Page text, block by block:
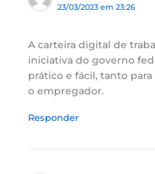
23/03/2023 em 23:26
A carteira digital de
iniciativa do governo
prático e fácil, tanto
o empregador.
Responder